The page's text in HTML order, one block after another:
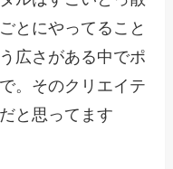
とにやってること
広さがある中でポ
。そのクリエイテ
と思ってます